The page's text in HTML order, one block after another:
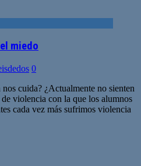
miedo
0
cuida? ¿Actualmente no sienten
violencia con la que los alumnos
cada vez más sufrimos violencia